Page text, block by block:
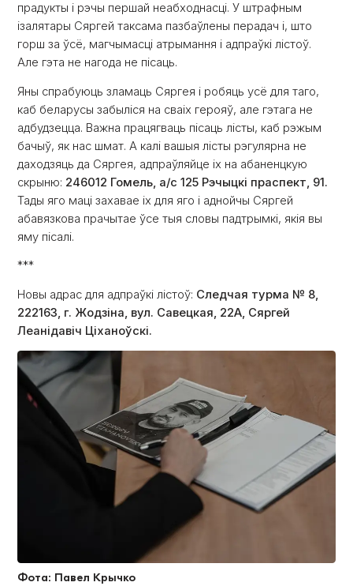
прадукты і рэчы першай неабходнасці. У штрафным
ізалятары Сяргей таксама пазбаўлены перадач і, што
горш за ўсё, магчымасці атрымання і адпраўкі лістоў.
Але гэта не нагода не пісаць.
Яны спрабуюць зламаць Сяргея і робяць усё для таго,
каб беларусы забыліся на сваіх герояў, але гэтага не
адбудзецца. Важна працягваць пісаць лісты, каб рэжым
бачыў, як нас шмат. А калі вашыя лісты рэгулярна не
даходзяць да Сяргея, адпраўляйце іх на абаненцкую
скрыню: 246012 Гомель, а/с 125 Рэчыцкі праспект, 91.
Тады яго маці захавае іх для яго і аднойчы Сяргей
абавязкова прачытае ўсе тыя словы падтрымкі, якія вы
яму пісалі.
***
Новы адрас для адпраўкі лістоў: Следчая турма № 8,
222163, г. Жодзіна, вул. Савецкая, 22А, Сяргей
Леанідавіч Ціханоўскі.
Фота: Павел Крычко